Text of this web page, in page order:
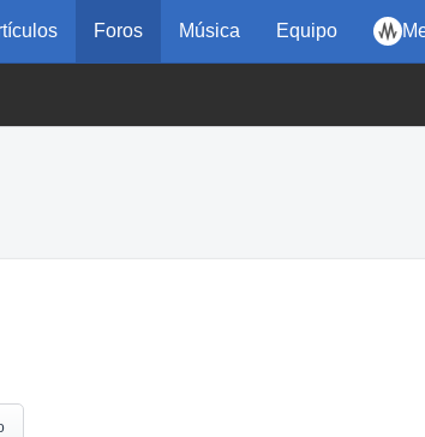
Foros Música Equipo